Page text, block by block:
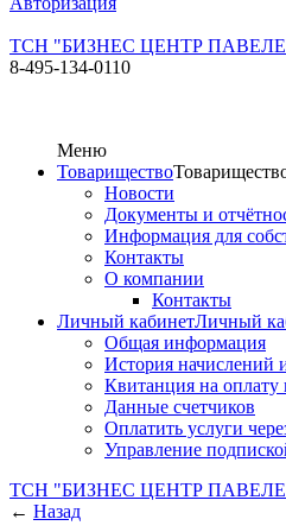
ТСН "БИЗНЕС ЦЕНТР
8-495-134-0110
Меню
Товарищество
Новости
Документы и
Информация для
Контакты
О компании
Контакты
Личный кабинетЛичный
Общая информация
История начислений
Квитанция на
Данные счетчиков
Оплатить услуги
Управление
ТСН "БИЗНЕС ЦЕНТР
← Назад